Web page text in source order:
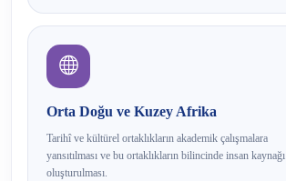
Orta Doğu ve Kuzey Afrika
Tarihî ve kültürel ortaklıkların akademik çalışmalara
yansıtılması ve bu ortaklıkların bilincinde insan kaynağı
oluşturulması.